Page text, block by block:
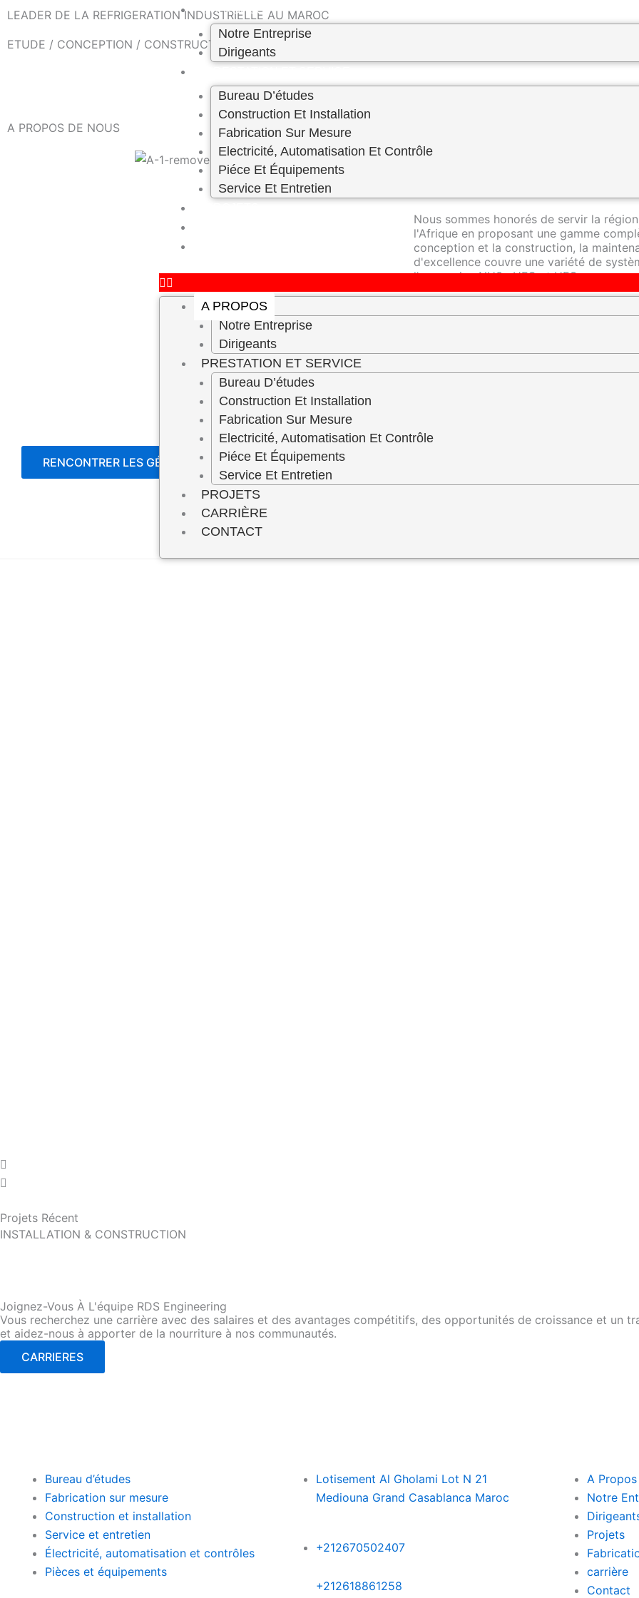
Skip
content
A PROPOS
Notre Entreprise
Dirigeants
Bureau D’études
Construction Et Installation
Fabrication Sur Mesure
Electricité, Automatisation Et Contrôle
Piéce Et Équipements
Service Et Entretien
A PROPOS
Notre Entreprise
Dirigeants
PRESTATION ET SERVICE
Bureau D’études
Construction Et Installation
Fabrication Sur Mesure
Electricité, Automatisation Et Contrôle
Piéce Et Équipements
Service Et Entretien
PROJETS
CARRIÈRE
CONTACT
LEADER DE LA REFRIGERATION INDUSTRIELLE AU MAROC ​
ETUDE / CONCEPTION / CONSTRUCTION – ENTRETIEN PREVENTIF–FABRICATION SUR MESURE
A PROPOS DE NOUS
RDS Engineering se distingue en tant
Nous sommes honorés de servir la
l'Afrique en proposant une gamme
conception et la construction, la
d'excellence couvre une variété de
l'ammoniac NH3 , HFC et HFO.
RENCONTRER LES GÉRANTS
Projets Récent
INSTALLATION & CONSTRUCTION
Joignez-Vous À L'équipe RDS Engineering
Vous recherchez une carrière avec des salaires et des avantages compétitifs, des opportunités de croissance et un
et aidez-nous à apporter de la nourriture à nos communautés.
CARRIERES
Bureau d’études
Fabrication sur mesure
Construction et installation
Service et entretien
Électricité, automatisation et contrôles
Pièces et équipements
Lotisement Al Gholami Lot N 21
Mediouna Grand Casablanca Maroc
+212670502407
+212618861258
A Propos
Notre
Projets
carrière
Contact